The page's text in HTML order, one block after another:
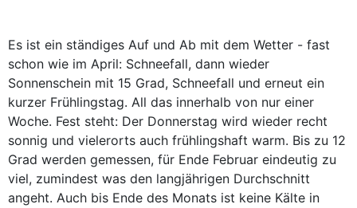
Es ist ein ständiges Auf und Ab mit dem Wetter - fast
schon wie im April: Schneefall, dann wieder
Sonnenschein mit 15 Grad, Schneefall und erneut ein
kurzer Frühlingstag. All das innerhalb von nur einer
Woche. Fest steht: Der Donnerstag wird wieder recht
sonnig und vielerorts auch frühlingshaft warm. Bis zu 12
Grad werden gemessen, für Ende Februar eindeutig zu
viel, zumindest was den langjährigen Durchschnitt
angeht. Auch bis Ende des Monats ist keine Kälte in